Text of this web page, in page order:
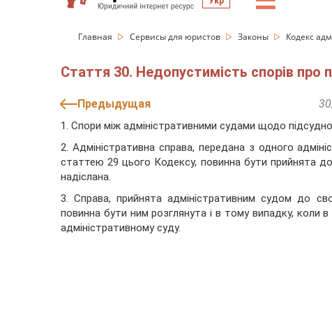
Главная Сервисы для юристов Законы Кодекс
Стаття 30. Недопустимість спорів про
Предыдущая
1. Спори між адміністративними судами щодо
2. Адміністративна справа, передана з одного
статтею 29 цього Кодексу, повинна бути прийнята
надіслана.
3. Справа, прийнята адміністративним судом до
повинна бути ним розглянута і в тому випадку, коли
адміністративному суду.